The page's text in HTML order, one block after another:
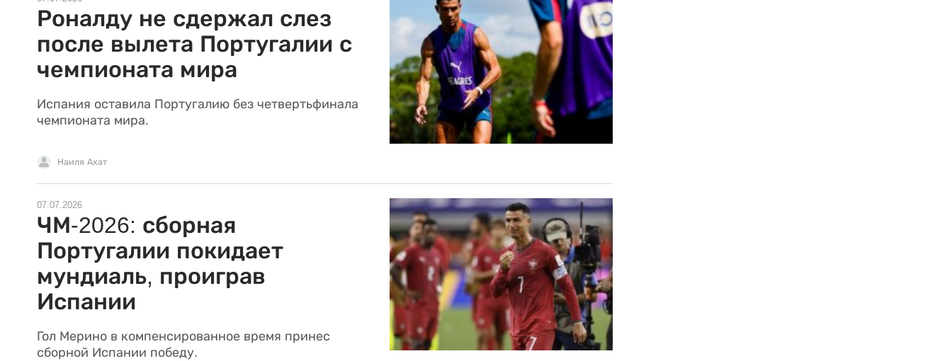
Роналду не сдержал слез
после вылета Португалии с
чемпионата мира
Испания оставила Португалию без четвертьфинала
чемпионата мира.
Наиля Ахат
07.07.2026
ЧМ-2026: сборная
Португалии покидает
мундиаль, проиграв
Испании
Гол Мерино в компенсированное время принес
сборной Испании победу.